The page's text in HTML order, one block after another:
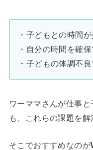
・子どもとの時間
・自分の時間を確
・子どもの体調不
ワーママさんが仕事
も、これらの課題を解
そこでおすすめなのが